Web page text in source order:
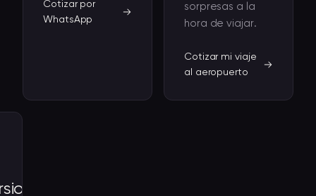
Cotizar por
WhatsApp
sorpresas a la
hora de viajar.
Cotizar mi viaje
al aeropuerto